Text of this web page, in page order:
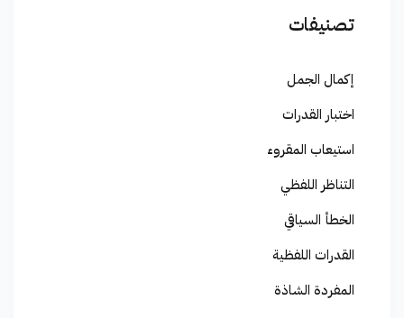
تصنيفات
إكمال الجمل
اختبار القدرات
استيعاب المقروء
التناظر اللفظي
الخطأ السياقي
القدرات اللفظية
المفردة الشاذة